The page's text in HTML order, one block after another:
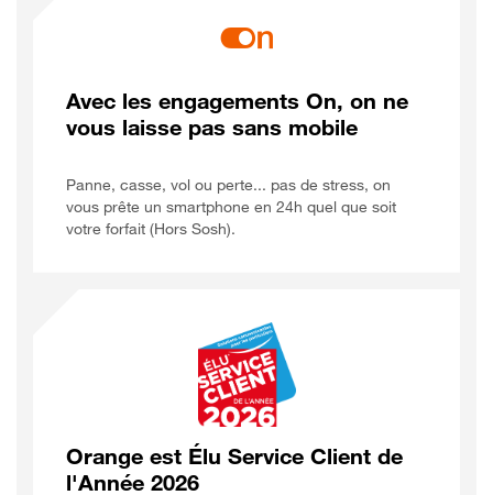
Avec les engagements On, on ne
vous laisse pas sans mobile
Panne, casse, vol ou perte... pas de stress, on
vous prête un smartphone en 24h quel que soit
votre forfait (Hors Sosh).
Orange est Élu Service Client de
l'Année 2026